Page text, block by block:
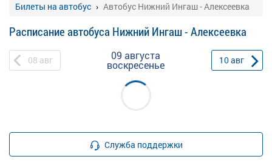
Билеты на автобус Автобус Нижний Ингаш - Алексеевка
Расписание автобуса Нижний Ингаш - Алексеевка
08 авг 09 августа
воскресенье 10авг
Служба поддержки